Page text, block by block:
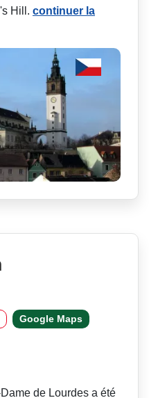
Hill. continuer la
Google Maps
de Lourdes a été